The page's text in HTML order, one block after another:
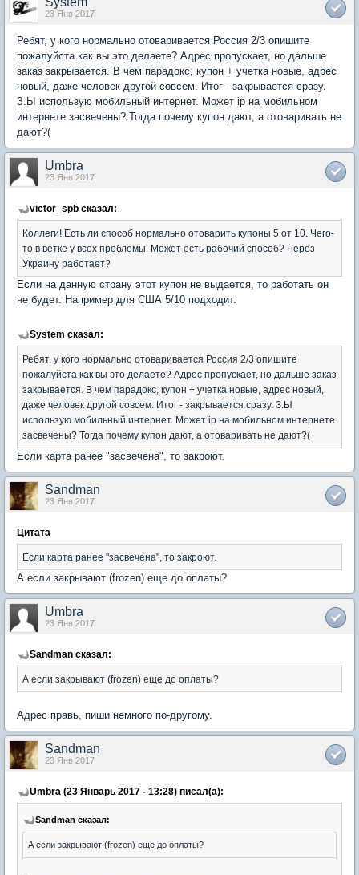
23 Янв 2017
Ребят, у кого нормально отоваривается Россия 2/3 опишите
пожалуйста как вы это делаете? Адрес пропускает, но дальше
заказ закрывается. В чем парадокс, купон + учетка новые, адрес
новый, даже человек другой совсем. Итог - закрывается сразу.
З.Ы использую мобильный интернет. Может ip на мобильном
интернете засвечены? Тогда почему купон дают, а отоваривать не
дают?(
Umbra
23 Янв 2017
victor_spb сказал:
Коллеги! Есть ли способ нормально отоварить купоны 5 от 10. Чего-
то в ветке у всех проблемы. Может есть рабочий способ? Через
Украину работает?
Если на данную страну этот купон не выдается, то работать он
не будет. Например для США 5/10 подходит.
System сказал:
Ребят, у кого нормально отоваривается Россия 2/3 опишите
пожалуйста как вы это делаете? Адрес пропускает, но дальше заказ
закрывается. В чем парадокс, купон + учетка новые, адрес новый,
даже человек другой совсем. Итог - закрывается сразу. З.Ы
использую мобильный интернет. Может ip на мобильном интернете
засвечены? Тогда почему купон дают, а отоваривать не дают?(
Если карта ранее "засвечена", то закроют.
Sandman
23 Янв 2017
Цитата
Если карта ранее "засвечена", то закроют.
А если закрывают (frozen) еще до оплаты?
Umbra
23 Янв 2017
Sandman сказал:
А если закрывают (frozen) еще до оплаты?
Адрес правь, пиши немного по-другому.
Sandman
23 Янв 2017
Umbra (23 Январь 2017 - 13:28) писал(а):
Sandman сказал:
А если закрывают (frozen) еще до оплаты?